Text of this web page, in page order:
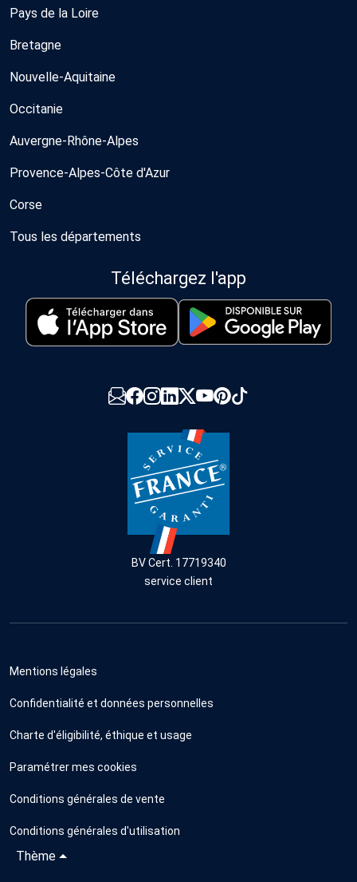
Pays de la Loire
Bretagne
Nouvelle-Aquitaine
Occitanie
Auvergne-Rhône-Alpes
Provence-Alpes-Côte d'Azur
Corse
Tous les départements
Téléchargez l'app
BV Cert. 17719340
service client
Mentions légales
Confidentialité et données personnelles
Charte d'éligibilité, éthique et usage
Paramétrer mes cookies
Conditions générales de vente
Conditions générales d'utilisation
Thème